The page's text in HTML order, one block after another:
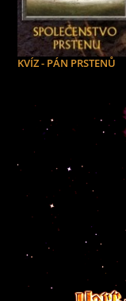
KVÍZ - PÁN PRSTENŮ